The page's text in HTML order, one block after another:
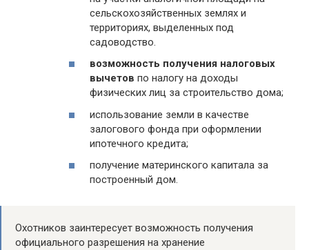
сельскохозяйственных землях и
территориях, выделенных под
садоводство.
возможность получения налоговых
вычетов по налогу на доходы
физических лиц за строительство дома;
использование земли в качестве
залогового фонда при оформлении
ипотечного кредита;
получение материнского капитала за
построенный дом.
Охотников заинтересует возможность получения
официального разрешения на хранение